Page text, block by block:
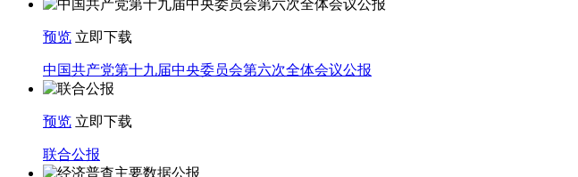
预览 立即下载
中国共产党第十九届中央委员会第六次全体会议公报
预览 立即下载
联合公报